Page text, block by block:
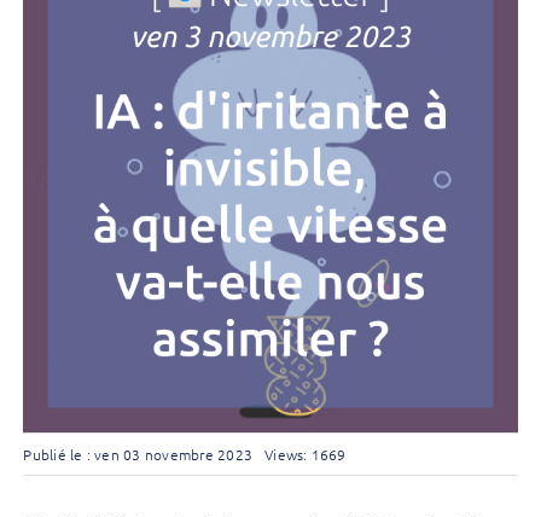
Publié le : ven 03 novembre 2023 Views: 1669